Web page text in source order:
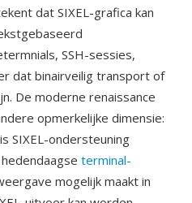
dat SIXEL-grafica kan
SSH-sessies,
dat binairveilig transport of
De moderne renaissance
opmerkelijke dimensie:
SIXEL-ondersteuning
terminal-
mogelijk maakt in